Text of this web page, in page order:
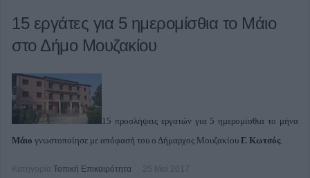
15 εργάτες για 5 ημερομίσθια το Μάιο
στο Δήμο Μουζακίου
15 προσλήψεις εργατών για 5 ημερομίσθια το μήνα
Μάιο γνωστοποίησε με απόφασή του ο Δήμαρχος Μουζακίου Γ. Κωτσός.
Κατηγορία Τοπική Επικαιρότητα 25 Μαϊ 2017